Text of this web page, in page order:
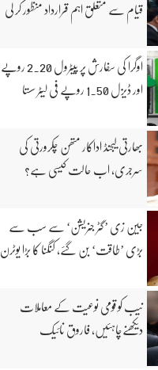
قیام سے متعلق اہم قرارداد منظور کر لی
اوگرا کی سفارش پر پیٹرول 2.20 روپے
اور ڈیزل 1.50 روپے فی لیٹر سستا
بھارتی لیجنڈ اداکار متھن چکرورتی کی
سرجری، اب حالت کیسی ہے؟
جین زی ’گٹر جنریشن‘ سے سب سے
بڑی ’طاقت‘ بن گئے، کنگنا کا بڑا یوٹرن
نیب کو قومی نوعیت کے معاملات
دیکھنےچاہئیں، فاروق نائیک